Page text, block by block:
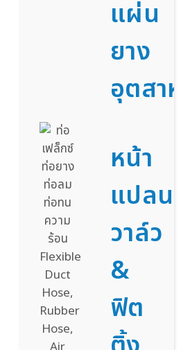
แผ่น
ยาง
อุตสา
หน้า
แปลน
วาล์ว
&
ฟิต